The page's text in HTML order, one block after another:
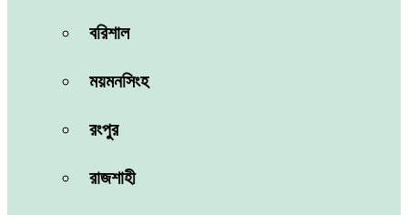
বরিশাল
ময়মনসিংহ
রংপুর
রাজশাহী